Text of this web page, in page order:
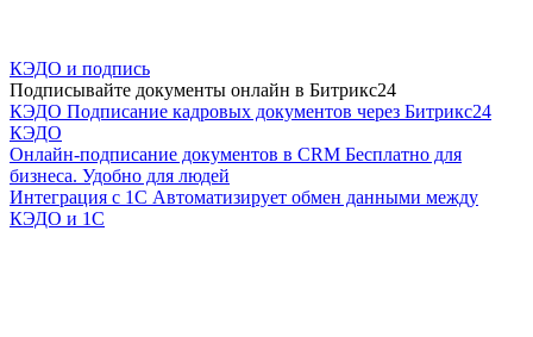
КЭДО и подпись
Подписывайте документы онлайн в Битрикс24
КЭДО Подписание кадровых документов через Битрикс24
КЭДО
Онлайн-подписание документов в CRM Бесплатно для
бизнеса. Удобно для людей
Интеграция с 1С Автоматизирует обмен данными между
КЭДО и 1С